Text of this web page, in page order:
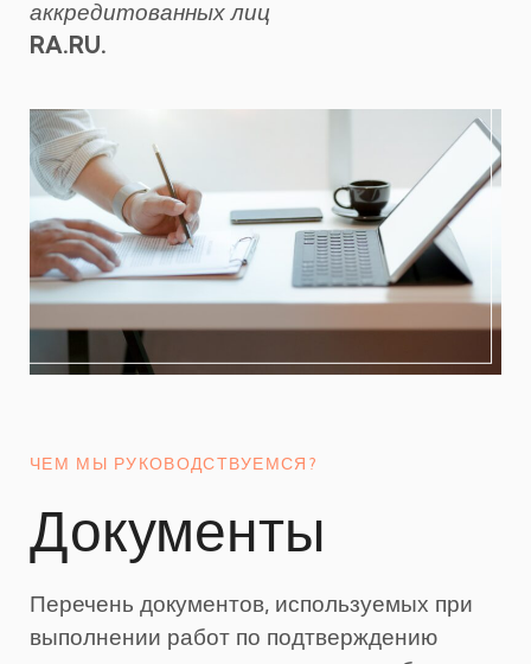
аккредитованных лиц
RA.RU.
ЧЕМ МЫ РУКОВОДСТВУЕМСЯ?
Документы
Перечень документов, используемых при
выполнении работ по подтверждению